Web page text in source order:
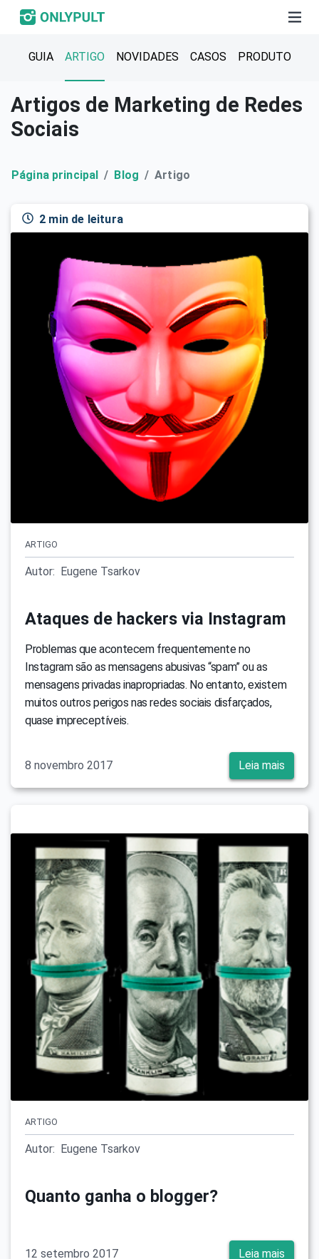
GUIA ARTIGO NOVIDADES CASOS PRODUTO
Artigos de Marketing de Redes
Sociais
Página principal Blog Artigo
2 min de leitura
ARTIGO
Autor: Eugene Tsarkov
Ataques de hackers via Instagram
Problemas que acontecem frequentemente no
Instagram são as mensagens abusivas “spam” ou as
mensagens privadas inapropriadas. No entanto, existem
muitos outros perigos nas redes sociais disfarçados,
quase impreceptíveis.
8 novembro 2017 Leia mais
ARTIGO
Autor: Eugene Tsarkov
Quanto ganha o blogger?
12 setembro 2017 Leia mais